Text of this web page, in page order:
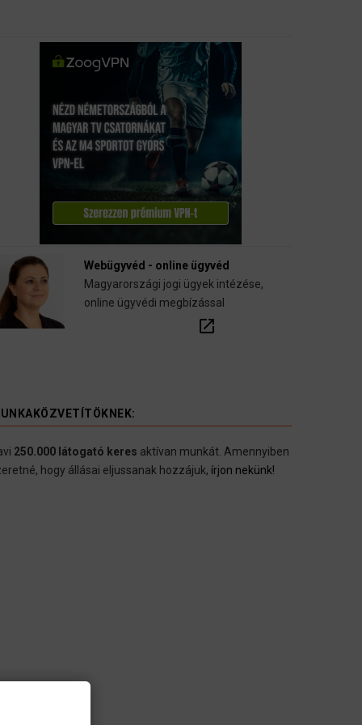
Webügyvéd - online ügyvéd
Magyarországi jogi ügyek intézése,
online ügyvédi megbízással
open_in_new
250.000 látogató keres aktívan munkát. Amennyiben
hogy állásai eljussanak hozzájuk, írjon nekünk!